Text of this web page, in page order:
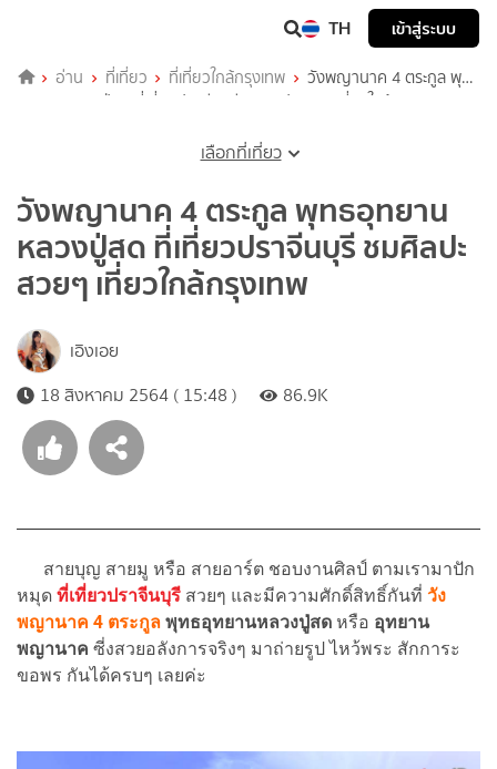
TH เข้าสู่ระบบ
อ่าน ที่เที่ยว ที่เที่ยวใกล้กรุงเทพ
วังพญานาค 4 ตระกูล พุทธ
อุทยานหลวงปู่สด ที่เที่ยวปราจีนบุรี ชมศิลปะสวยๆ เที่ยวใกล้กรุงเทพ
เลือกที่เที่ยว
วังพญานาค 4 ตระกูล พุทธอุทยาน
หลวงปู่สด ที่เที่ยวปราจีนบุรี ชมศิลปะ
สวยๆ เที่ยวใกล้กรุงเทพ
เอิงเอย
18 สิงหาคม 2564 ( 15:48 )
86.9K
สายบุญ สายมู หรือ สายอาร์ต ชอบงานศิลป์ ตามเรามาปัก
หมุด ที่เที่ยวปราจีนบุรี สวยๆ และมีความศักดิ์สิทธิ์กันที่ วัง
พญานาค 4 ตระกูล พุทธอุทยานหลวงปู่สด หรือ อุทยาน
พญานาค ซี่งสวยอลังการจริงๆ มาถ่ายรูป ไหว้พระ สักการะ
ขอพร กันได้ครบๆ เลยค่ะ